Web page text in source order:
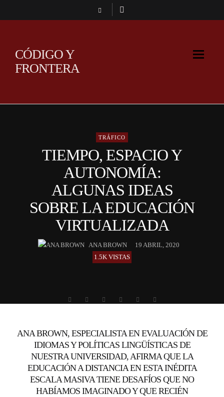
CÓDIGO Y
FRONTERA
TRÁFICO
TIEMPO, ESPACIO Y
AUTONOMÍA:
ALGUNAS IDEAS
SOBRE LA EDUCACIÓN
VIRTUALIZADA
ANA BROWN
19 ABRIL, 2020
1.5K VISTAS
ANA BROWN, ESPECIALISTA EN EVALUACIÓN DE
IDIOMAS Y POLÍTICAS LINGÜÍSTICAS DE
NUESTRA UNIVERSIDAD, AFIRMA QUE LA
EDUCACIÓN A DISTANCIA EN ESTA INÉDITA
ESCALA MASIVA TIENE DESAFÍOS QUE NO
HABÍAMOS IMAGINADO Y QUE RECIÉN